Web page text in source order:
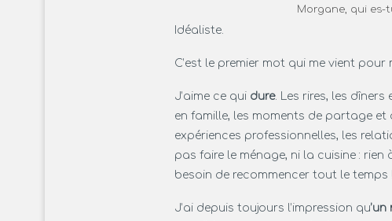
Morgane, qui es-
Idéaliste.
C’est le premier mot qui me vient pour
J’aime ce qui dure. Les rires, les
en famille, les moments de partage et
expériences professionnelles, les
pas faire le ménage, ni la cuisine : rien
besoin de recommencer tout le temps
J’ai depuis toujours l’impression qu